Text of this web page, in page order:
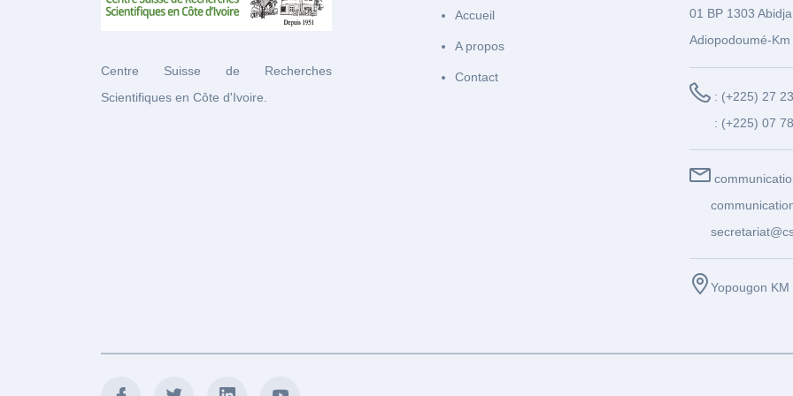
Centre Suisse de Recherches
Scientifiques en Côte d'Ivoire.
Accueil
A propos
Contact
01 BP 1303
Adiopodoumé-
: (+225) 27
: (+225) 07
Yopougon KM